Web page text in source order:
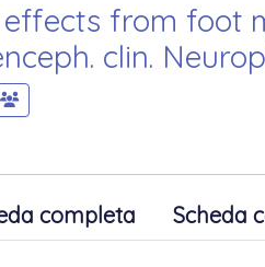
from foot
clin.
completa Scheda